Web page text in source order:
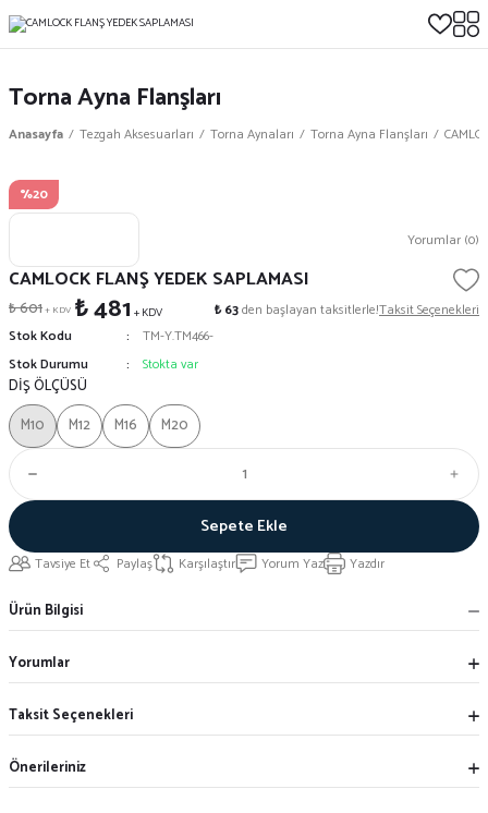
Torna Ayna Flanşları
Anasayfa Tezgah Aksesuarları Torna Aynaları Torna Ayna Flanşları
%20
Yorumlar (0)
CAMLOCK FLANŞ YEDEK SAPLAMASI
₺ 601+ KDV ₺ 481 + KDV ₺ 63den başlayan taksitlerle!Taksit Seçenekleri
Stok Kodu
TM-Y.TM466-
Stok Durumu
Stokta var
DİŞ ÖLÇÜSÜ
M10
M12 M16 M20
Sepete Ekle
Tavsiye Et Paylaş Karşılaştır Yorum Yaz Yazdır
Ürün Bilgisi
Yorumlar
Taksit Seçenekleri
Önerileriniz